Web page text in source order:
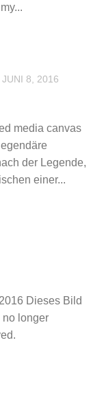
JUNI 8, 2016
media canvas
der Legende,
einer...
Dieses Bild
no longer